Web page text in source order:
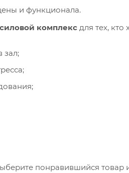
и функционала.
комплекс для тех, кто
зал;
понравившийся товар